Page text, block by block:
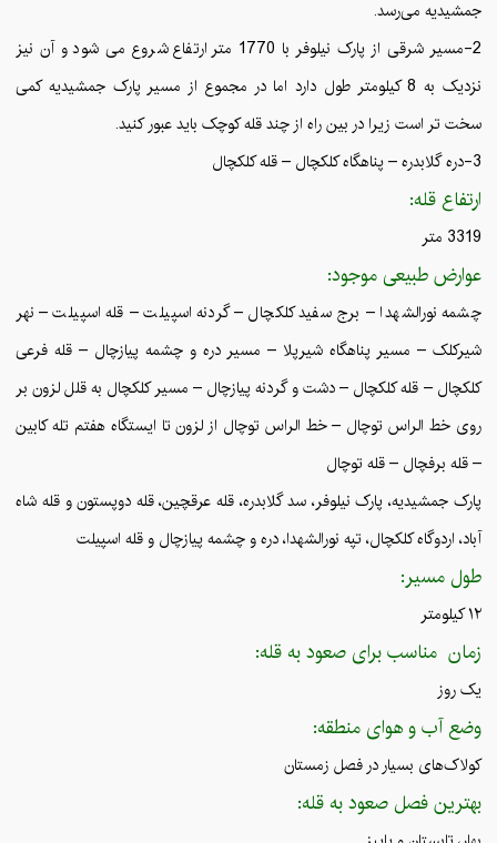
جمشیدیه می‌رسد.
2-مسیر شرقی از پارک نیلوفر با 1770 متر ارتفاع شروع می شود و آن نیز
نزدیک به 8 کیلومتر طول دارد اما در مجموع از مسیر پارک جمشیدیه کمی
سخت تر است زیرا در بین راه از چند قله کوچک باید عبور کنید.
3-دره گلابدره – پناهگاه کلکچال – قله کلکچال
ارتفاع قله:
3319 متر
عوارض طبیعی موجود:
چشمه نورالشهدا – برج سفید کلکچال – گردنه اسپیلت – قله اسپیلت – نهر
شیرکلک – مسیر پناهگاه شیرپلا – مسیر دره و چشمه پیازچال – قله فرعی
کلکچال – قله کلکچال – دشت و گردنه پیازچال – مسیر کلکچال به قلل لزون بر
روی خط الراس توچال – خط الراس توچال از لزون تا ایستگاه هفتم تله کابین
– قله برفچال – قله توچال
پارک جمشیدیه، پارک نیلوفر، سد گلابدره، قله عرقچین، قله دوپستون و قله شاه
آباد، اردوگاه کلکچال، تپه نورالشهدا، دره و چشمه پیازچال و قله اسپیلت
طول مسیر:
۱۲ کیلومتر
زمان مناسب برای صعود به قله:
یک روز
وضع آب و هوای منطقه:
کولاک‌های بسیار در فصل زمستان
بهترین فصل صعود به قله: